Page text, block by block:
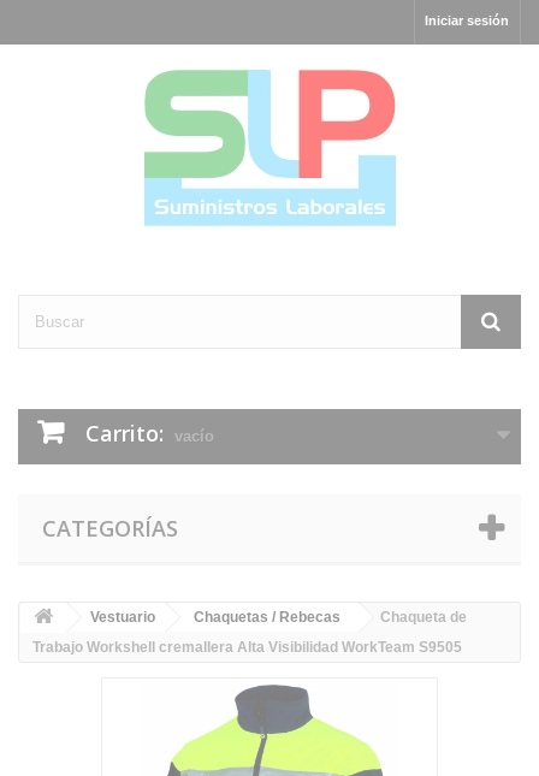
Iniciar sesión
Carrito: vacío
CATEGORÍAS
Vestuario Chaquetas / Rebecas
Chaqueta de
Trabajo Workshell cremallera Alta Visibilidad WorkTeam S9505